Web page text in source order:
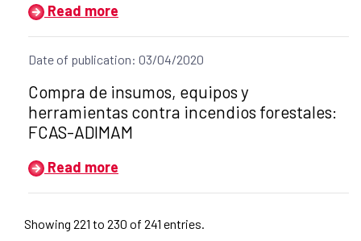
Read more
Date of publication: 03/04/2020
Title of the announcement:
Compra de insumos, equipos y
herramientas contra incendios forestales:
FCAS-ADIMAM
Read more
Showing 221 to 230 of 241 entries.